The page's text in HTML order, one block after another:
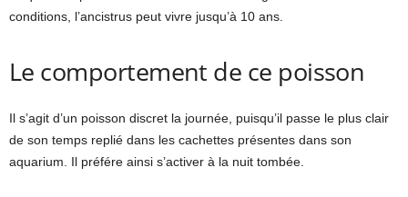
conditions, l’ancistrus peut vivre jusqu’à 10 ans.
Le comportement de ce poisson
Il s’agit d’un poisson discret la journée, puisqu’il passe le plus clair
de son temps replié dans les cachettes présentes dans son
aquarium. Il préfére ainsi s’activer à la nuit tombée.